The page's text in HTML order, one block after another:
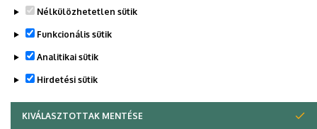
Szerzői jog © 2026 Unideb
Nélkülözhetetlen sütik
Funkcionális sütik
Analitikai sütik
Hirdetési sütik
KIVÁLASZTOTTAK MENTÉSE
WITHDRAW CONSENT